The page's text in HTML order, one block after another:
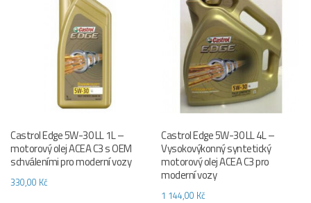
Castrol Edge 5W-30 LL 1L –
motorový olej ACEA C3 s OEM
schváleními pro moderní vozy
330,00 Kč
Castrol Edge 5W-30 LL 4L –
Vysokovýkonný syntetický
motorový olej ACEA C3 pro
moderní vozy
1 144,00 Kč